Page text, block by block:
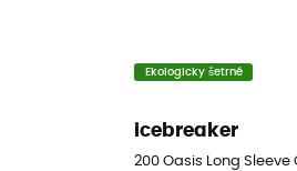
Ekologicky šetrné
icebreaker
200 Oasis Long